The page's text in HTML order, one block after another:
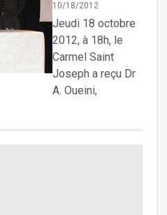
10/18/2012
Jeudi 18 octobre
2012, à 18h, le
Carmel Saint
Joseph a reçu Dr
A. Oueini,